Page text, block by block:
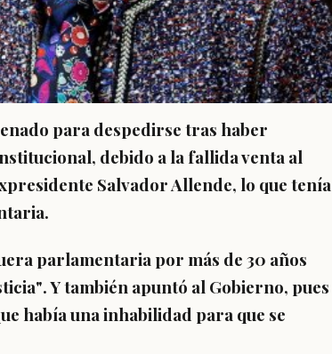
para despedirse tras haber
debido a la fallida venta al
Salvador Allende, lo que tenía
parlamentaria por más de 30 años
. Y también apuntó al Gobierno, pues
había una inhabilidad para que se